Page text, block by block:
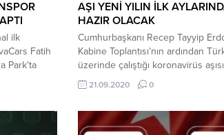
ilk
Fatih
Park’ta
ekip 10
Visca’nın
AŞI YENİ YILIN İLK
HAZIR OLACAK
Cumhurbaşkanı Recep Tayyip
Kabine Toplantısı’nın ardından
üzerinde çalıştığı koronavirüs
ilişkin müjdeyi verdi.
Erdoğan, “Aşı çalışmalarında
aşı çalışmalarımızda hızla ilerliyoruz.
21.09.2020 0